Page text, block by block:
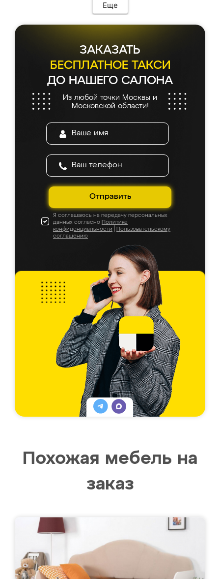
Еще
ЗАКАЗАТЬ
БЕСПЛАТНОЕ ТАКСИ
ДО НАШЕГО САЛОНА
Из любой точки Москвы и
Московской области!
Отправить
Я соглашаюсь на передачу персональных
данных согласно Политике
конфиденциальности
Пользовательскому
соглашению
Похожая мебель на
заказ